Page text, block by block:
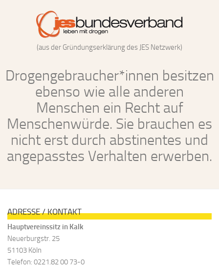
(aus der Gründungserklärung des JES Netzwerk)
Drogengebraucher*innen besitzen
ebenso wie alle anderen
Menschen ein Recht auf
Menschenwürde. Sie brauchen es
nicht erst durch abstinentes und
angepasstes Verhalten erwerben.
ADRESSE / KONTAKT
Hauptvereinssitz in Kalk
Neuerburgstr. 25
51103 Köln
Telefon: 0221.82 00 73-0